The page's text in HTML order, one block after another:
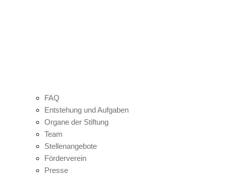
FAQ
Entstehung und Aufgaben
Organe der Stiftung
Team
Stellenangebote
Förderverein
Presse